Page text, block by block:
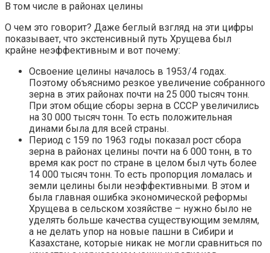
В том числе в районах целины
О чем это говорит? Даже беглый взгляд на эти цифры
показывает, что экстенсивный путь Хрущева был
крайне неэффективным и вот почему:
Освоение целины началось в 1953/4 годах.
Поэтому объяснимо резкое увеличение собранного
зерна в этих районах почти на 25 000 тысяч тонн.
При этом общие сборы зерна в СССР увеличились
на 30 000 тысяч тонн. То есть положительная
динами была для всей страны.
Период с 159 по 1963 годы показал рост сбора
зерна в районах целины почти на 6 000 тонн, в то
время как рост по стране в целом был чуть более
14 000 тысяч тонн. То есть пропорция ломалась и
земли целины были неэффективными. В этом и
была главная ошибка экономической реформы
Хрущева в сельском хозяйстве – нужно было не
уделять больше качества существующим землям,
а не делать упор на новые пашни в Сибири и
Казахстане, которые никак не могли сравниться по